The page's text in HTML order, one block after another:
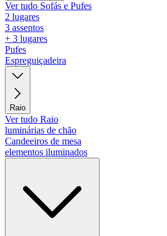
Ver tudo Sofás e Pufes
2 lugares
3 assentos
+ 3 lugares
Pufes
Espreguiçadeira
Raio
Ver tudo Raio
luminárias de chão
Candeeiros de mesa
elementos iluminados